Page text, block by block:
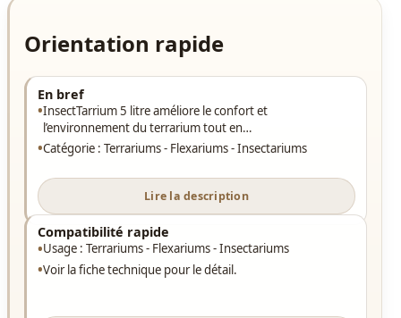
Orientation rapide
En bref
InsectTarrium 5 litre améliore le confort et
l’environnement du terrarium tout en…
Catégorie : Terrariums - Flexariums - Insectariums
Lire la description
Compatibilité rapide
Usage : Terrariums - Flexariums - Insectariums
Voir la fiche technique pour le détail.